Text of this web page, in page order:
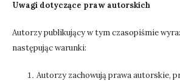
Uwagi dotyczące praw autorskich
Autorzy publikujący w tym czasopiśmie
następując warunki:
Autorzy zachowują prawa autorskie,